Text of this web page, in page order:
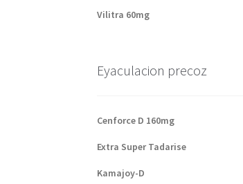
Vilitra 60mg
Eyaculacion precoz
Cenforce D 160mg
Extra Super Tadarise
Kamajoy-D